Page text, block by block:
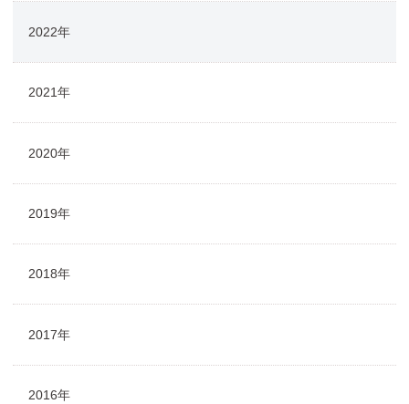
2022年
2021年
2020年
2019年
2018年
2017年
2016年